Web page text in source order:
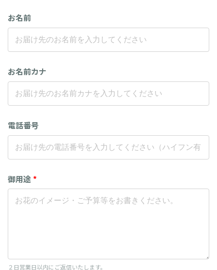
お名前
お名前カナ
電話番号
御用途 *
２日営業日以内にご返信いたします。